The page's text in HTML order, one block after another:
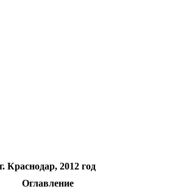
г. Краснодар, 2012 год
Оглавление